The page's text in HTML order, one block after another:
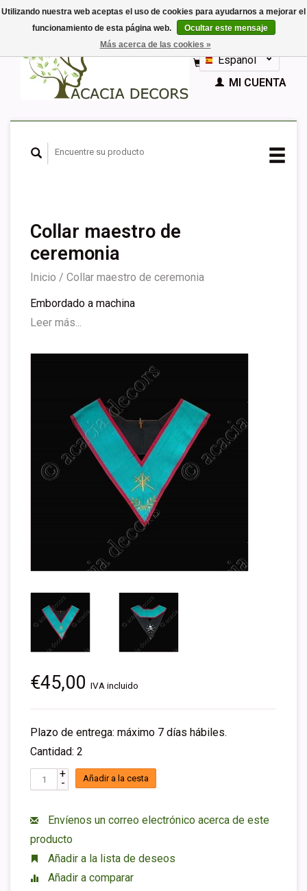
EUR
GBPEspañol
Nederlands
Français
CESTA (€0,00)
MI CUENTA
Collar maestro de
ceremonia
Inicio / Collar maestro de ceremonia
Embordado a machina
Leer más...
€45,00 IVA incluido
Plazo de entrega: máximo 7 días hábiles.
Cantidad: 2
+
- Añadir a la cesta
Envíenos un correo electrónico acerca de este
producto
Añadir a la lista de deseos
Añadir a comparar
Utilizando nuestra web aceptas el uso de cookies para ayudarnos a mejorar el
funcionamiento de esta página web.
Ocultar este mensaje
Más acerca de las cookies »